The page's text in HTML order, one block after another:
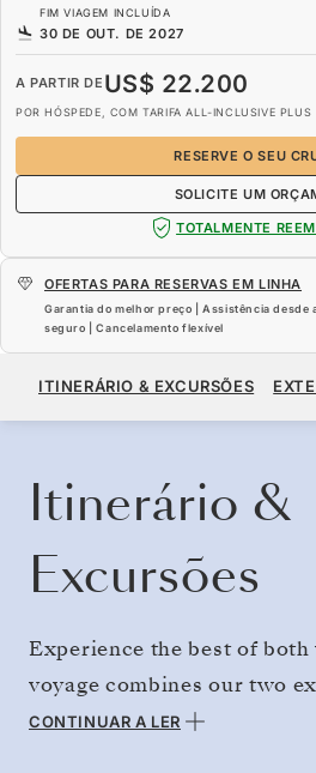
FIM VIAGEM INCLUÍDA
30 DE OUT. DE 2027
A PARTIR DE US$ 22.200
POR HÓSPEDE, COM TARIFA ALL-INCLUSIVE PLUS
RESERVE O SEU
SOLICITE UM
TOTALMENTE
OFERTAS PARA RESERVAS EM LINHA
Garantia do melhor preço | Assistência desde
seguro | Cancelamento flexível
A PARTIR DE US$ 22.200
ITINERÁRIO & EXCURSÕES
Itinerário &
Excursões
Experience the best of
voyage combines our two
itineraries into one
CONTINUAR A LER